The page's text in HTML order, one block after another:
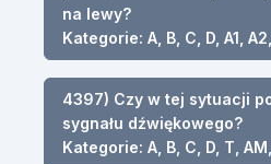
na lewy?
Kategorie: A, B, C, D, A1,
4397) Czy w tej sytuacji
sygnału dźwiękowego?
Kategorie: A, B, C, D, T, AM,